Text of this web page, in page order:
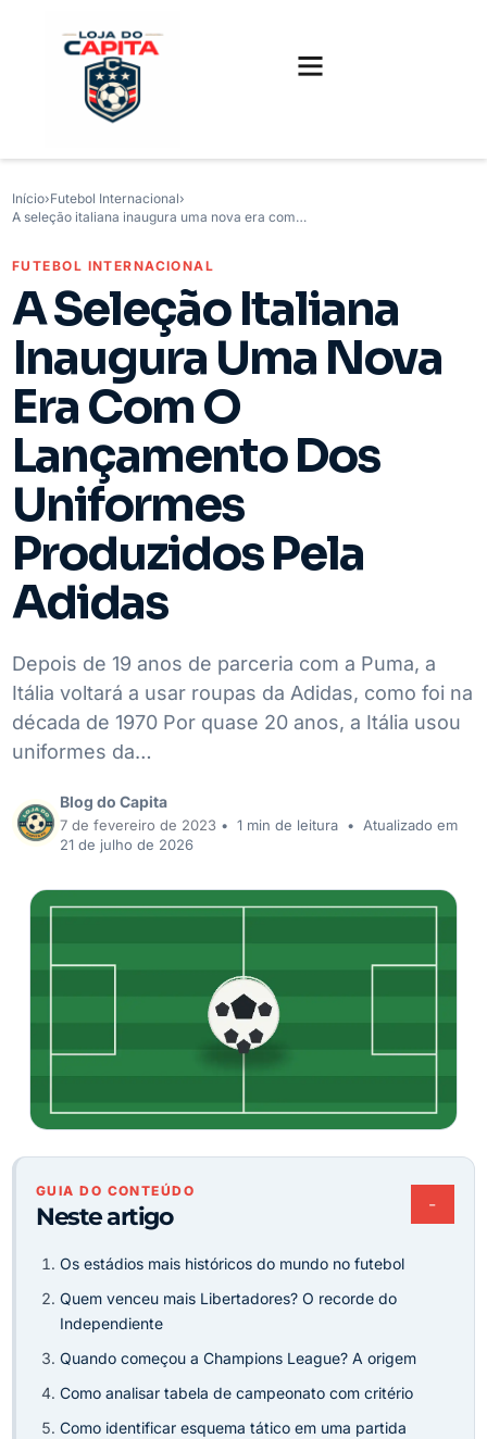
Início›Futebol Internacional›
A seleção italiana inaugura uma nova era com…
FUTEBOL INTERNACIONAL
A Seleção Italiana
Inaugura Uma Nova
Era Com O
Lançamento Dos
Uniformes
Produzidos Pela
Adidas
Depois de 19 anos de parceria com a Puma, a
Itália voltará a usar roupas da Adidas, como foi na
década de 1970 Por quase 20 anos, a Itália usou
uniformes da…
Blog do Capita
7 de fevereiro de 2023 • 1 min de leitura •
Atualizado em
21 de julho de 2026
GUIA DO CONTEÚDO
Neste artigo −
Os estádios mais históricos do mundo no futebol
Quem venceu mais Libertadores? O recorde do
Independiente
Quando começou a Champions League? A origem
Como analisar tabela de campeonato com critério
Como identificar esquema tático em uma partida